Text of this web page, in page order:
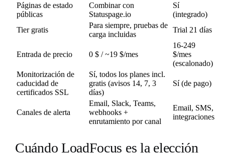
Páginas de estado
públicas
Combinar con
Statuspage.io
Sí
(integrado)
Tier gratis
Para siempre, pruebas de
carga incluidas
Trial 21 días
Entrada de precio 0 $ / ~19 $/mes
16-249
$/mes
(escalonado)
Monitorización de
caducidad de
certificados SSL
Sí, todos los planes incl.
gratis (avisos 14, 7, 3
días)
Sí (de pago)
Canales de alerta
Email, Slack, Teams,
webhooks +
enrutamiento por canal
Email, SMS,
integraciones
Cuándo LoadFocus es la elección